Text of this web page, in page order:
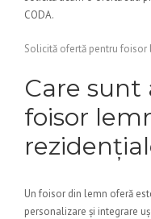
CODA.
Solicită ofertă pentru
Care sunt
foisor
Un foisor din lemn oferă
personalizare și integrare